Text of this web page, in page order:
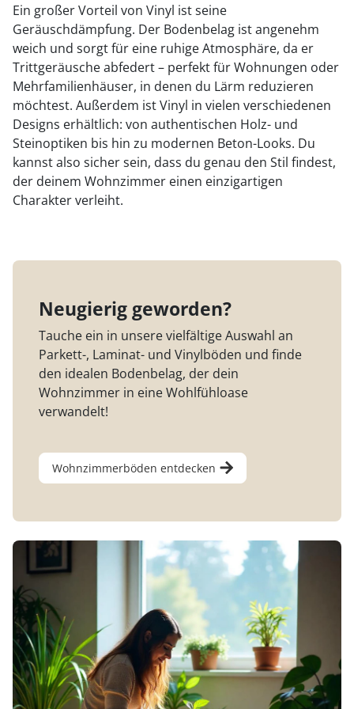
Ein großer Vorteil von Vinyl ist seine
Geräuschdämpfung. Der Bodenbelag ist angenehm
weich und sorgt für eine ruhige Atmosphäre, da er
Trittgeräusche abfedert – perfekt für Wohnungen oder
Mehrfamilienhäuser, in denen du Lärm reduzieren
möchtest. Außerdem ist Vinyl in vielen verschiedenen
Designs erhältlich: von authentischen Holz- und
Steinoptiken bis hin zu modernen Beton-Looks. Du
kannst also sicher sein, dass du genau den Stil findest,
der deinem Wohnzimmer einen einzigartigen
Charakter verleiht.
Neugierig geworden?
Tauche ein in unsere vielfältige Auswahl an
Parkett-, Laminat- und Vinylböden und finde
den idealen Bodenbelag, der dein
Wohnzimmer in eine Wohlfühloase
verwandelt!
Wohnzimmerböden entdecken